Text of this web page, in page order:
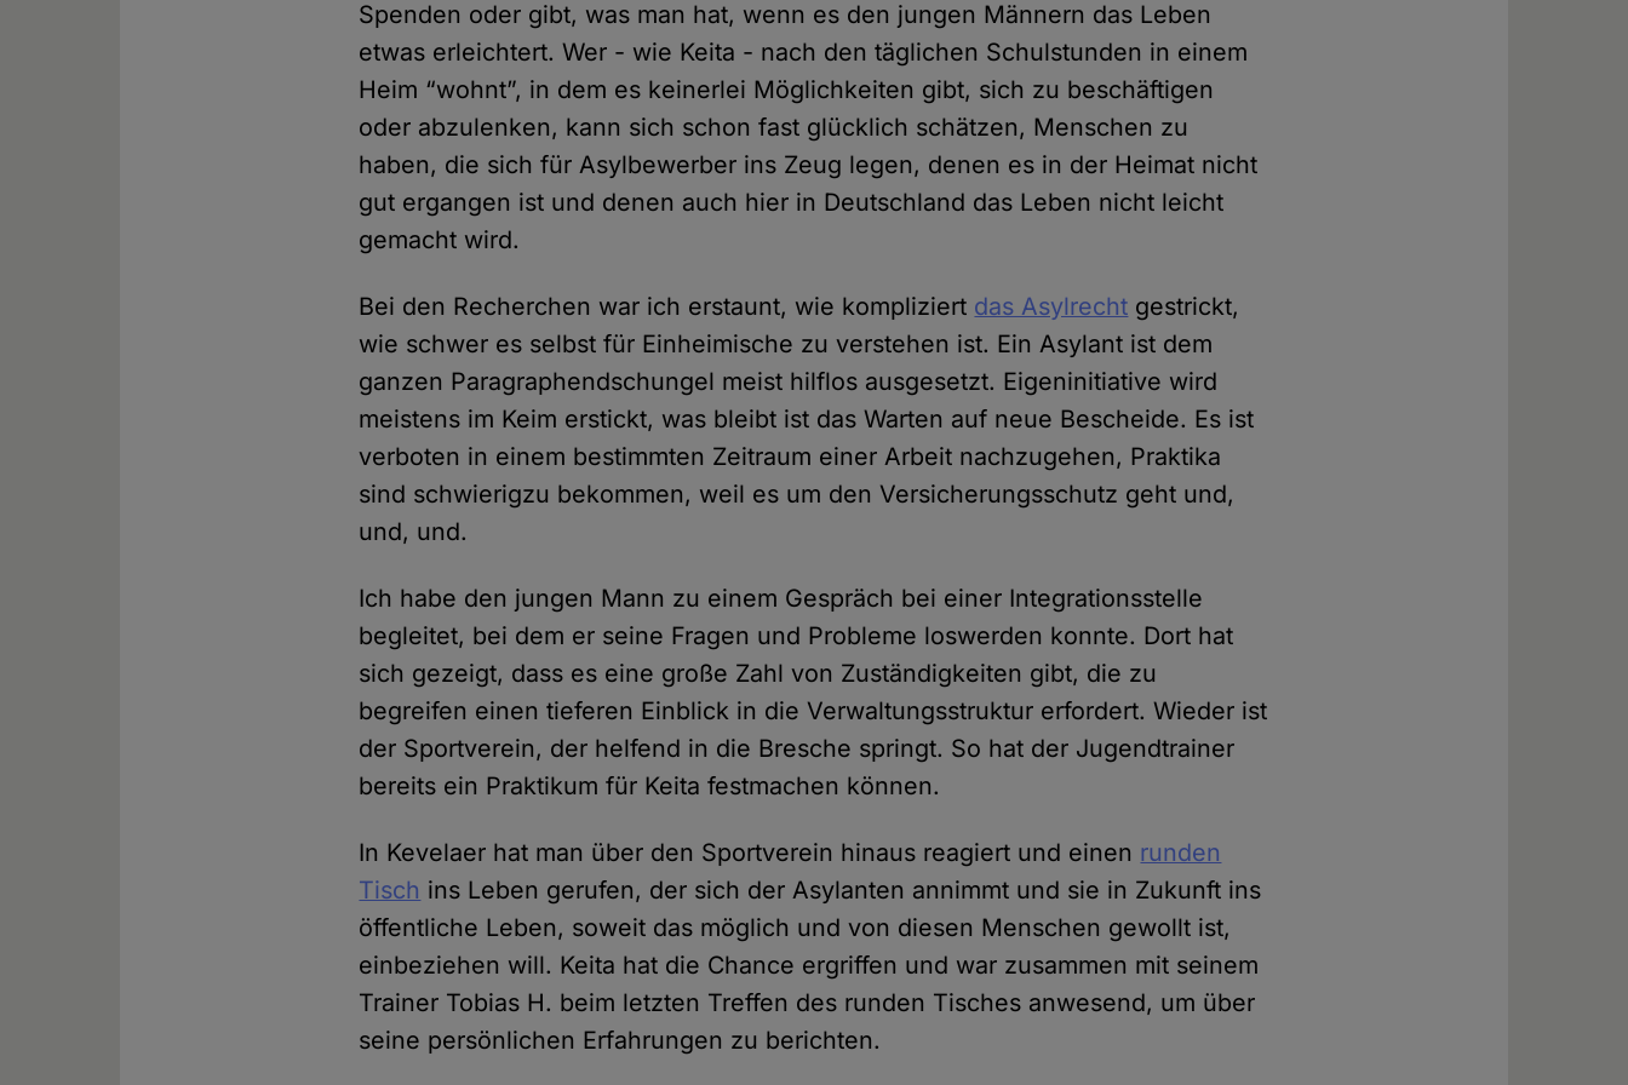
Spenden oder gibt, was man hat, wenn es den jungen Männern das Leben
etwas erleichtert. Wer - wie Keita - nach den täglichen Schulstunden in einem
Heim “wohnt”, in dem es keinerlei Möglichkeiten gibt, sich zu beschäftigen
oder abzulenken, kann sich schon fast glücklich schätzen, Menschen zu
haben, die sich für Asylbewerber ins Zeug legen, denen es in der Heimat nicht
gut ergangen ist und denen auch hier in Deutschland das Leben nicht leicht
gemacht wird.
Bei den Recherchen war ich erstaunt, wie kompliziert das Asylrecht gestrickt,
wie schwer es selbst für Einheimische zu verstehen ist. Ein Asylant ist dem
ganzen Paragraphendschungel meist hilflos ausgesetzt. Eigeninitiative wird
meistens im Keim erstickt, was bleibt ist das Warten auf neue Bescheide. Es ist
verboten in einem bestimmten Zeitraum einer Arbeit nachzugehen, Praktika
sind schwierigzu bekommen, weil es um den Versicherungsschutz geht und,
und, und.
Ich habe den jungen Mann zu einem Gespräch bei einer Integrationsstelle
begleitet, bei dem er seine Fragen und Probleme loswerden konnte. Dort hat
sich gezeigt, dass es eine große Zahl von Zuständigkeiten gibt, die zu
begreifen einen tieferen Einblick in die Verwaltungsstruktur erfordert. Wieder ist
der Sportverein, der helfend in die Bresche springt. So hat der Jugendtrainer
bereits ein Praktikum für Keita festmachen können.
In Kevelaer hat man über den Sportverein hinaus reagiert und einen runden
Tisch ins Leben gerufen, der sich der Asylanten annimmt und sie in Zukunft ins
öffentliche Leben, soweit das möglich und von diesen Menschen gewollt ist,
einbeziehen will. Keita hat die Chance ergriffen und war zusammen mit seinem
Trainer Tobias H. beim letzten Treffen des runden Tisches anwesend, um über
seine persönlichen Erfahrungen zu berichten.